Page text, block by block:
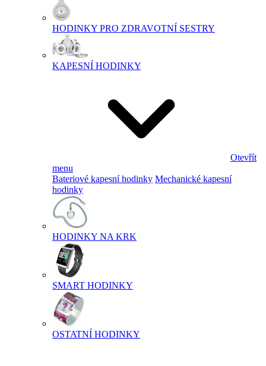
HODINKY PRO ZDRAVOTNÍ SESTRY
KAPESNÍ HODINKY
Otevřít
menu
Bateriové kapesní hodinky Mechanické kapesní
hodinky
HODINKY NA KRK
SMART HODINKY
OSTATNÍ HODINKY